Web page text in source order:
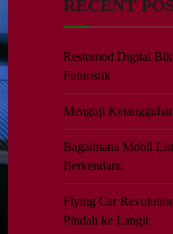
RECENT
Restomod Digital
Futuristik
Menguji
Bagaimana Mobil
Berkendara.
Flying Car
Pindah ke Langit